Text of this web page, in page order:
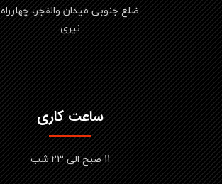
ضلع جنوبی میدان والفجر، چهارراه
نیری
ساعت کاری
11 صبح الی 23 شب